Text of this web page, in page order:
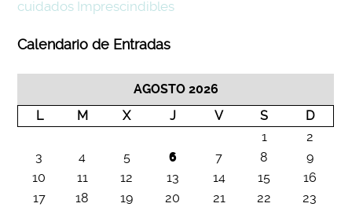
cuidados Imprescindibles
Calendario de Entradas
AGOSTO 2026
L
M X J V S
D
1
2
3
4 5 6 7 8
9
10
11 12 13 14 15
16
17
18 19 20 21 22 23